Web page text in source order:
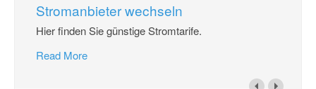
Stromanbieter wechseln
Hier finden Sie günstige Stromtarife.
Read More